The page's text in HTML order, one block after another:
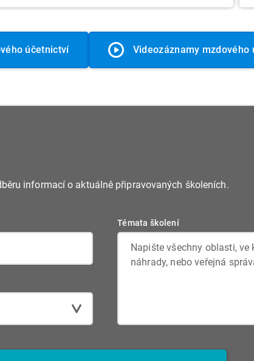
účetnictví Videozáznamy mzdového
informací o aktuálně připravovaných školeních.
Témata školení